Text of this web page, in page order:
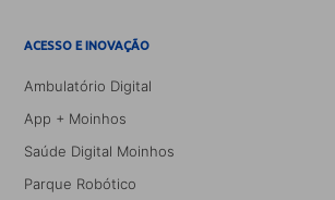
ACESSO E INOVAÇÃO
Ambulatório Digital
App + Moinhos
Saúde Digital Moinhos
Parque Robótico